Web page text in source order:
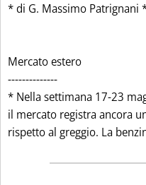
* di G. Massimo Patrignani
Mercato estero
--------------
* Nella settimana 17-23
il mercato registra ancora
rispetto al greggio. La